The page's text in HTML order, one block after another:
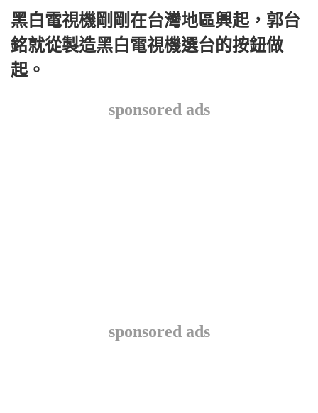
黑白電視機剛剛在台灣地區興起，郭台
銘就從製造黑白電視機選台的按鈕做
起。
sponsored ads
sponsored ads